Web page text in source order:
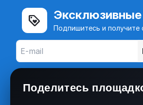
Подпишитесь и получите
Поделитесь